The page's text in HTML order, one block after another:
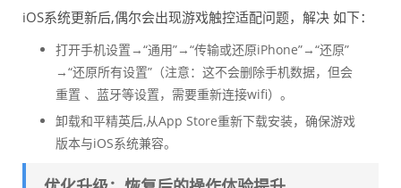
iOS系统更新后,偶尔会出现游戏触控适配问题，解决 如下：
打开手机设置→“通用”→“传输或还原iPhone”→“还原”
→“还原所有设置”（注意：这不会删除手机数据，但会
重置 、蓝牙等设置，需要重新连接wifi）。
卸载和平精英后,从App Store重新下载安装，确保游戏
版本与iOS系统兼容。